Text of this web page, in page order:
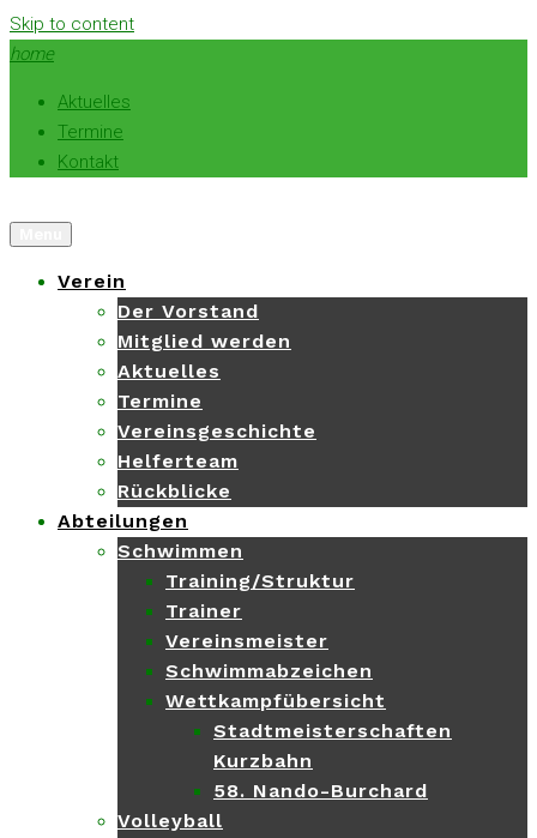
Skip to content
home
Aktuelles
Termine
Kontakt
Verein
Der Vorstand
Mitglied werden
Aktuelles
Termine
Vereinsgeschichte
Helferteam
Rückblicke
Abteilungen
Schwimmen
Training/Struktur
Trainer
Vereinsmeister
Schwimmabzeichen
Wettkampfübersicht
Stadtmeisterschaften
Kurzbahn
58. Nando-Burchard
Volleyball